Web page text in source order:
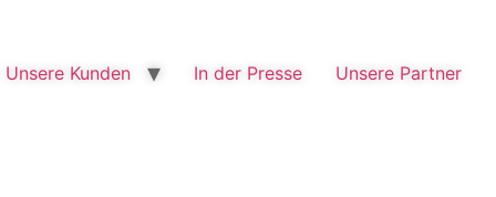
Unsere Kunden In der Presse Unsere Partner